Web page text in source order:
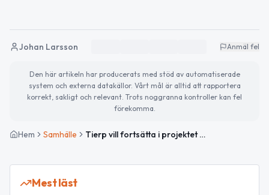
Johan Larsson Anmäl fel
Den här artikeln har producerats med stöd av automatiserade
system och externa datakällor. Vårt mål är alltid att rapportera
korrekt, sakligt och relevant. Trots noggranna kontroller kan fel
förekomma.
Hem Samhälle Tierp vill fortsätta i projektet Fossilfritt 2030
Mest läst